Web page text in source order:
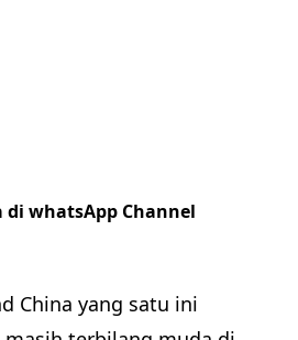
whatsApp Channel
China yang satu ini